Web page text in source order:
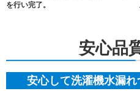
を行い完了。
安心品
安心して洗濯機水漏